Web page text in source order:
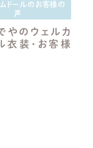
ドールのお客様の
声
やのウェルカ
衣装・お客様